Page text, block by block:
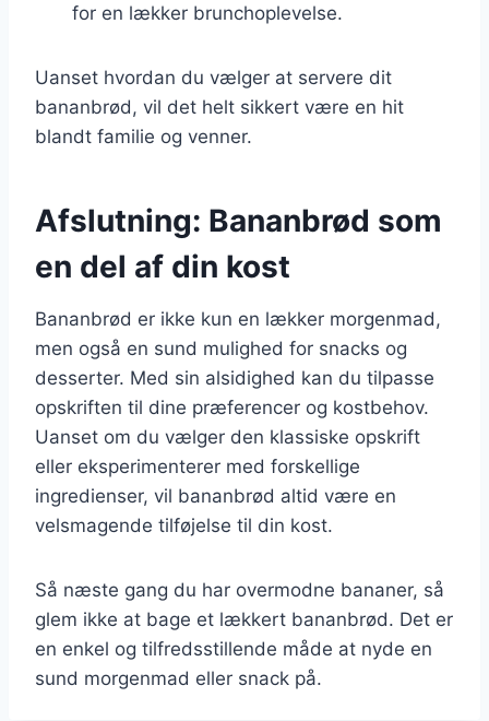
for en lækker brunchoplevelse.
Uanset hvordan du vælger at servere dit
bananbrød, vil det helt sikkert være en hit
blandt familie og venner.
Afslutning: Bananbrød som
en del af din kost
Bananbrød er ikke kun en lækker morgenmad,
men også en sund mulighed for snacks og
desserter. Med sin alsidighed kan du tilpasse
opskriften til dine præferencer og kostbehov.
Uanset om du vælger den klassiske opskrift
eller eksperimenterer med forskellige
ingredienser, vil bananbrød altid være en
velsmagende tilføjelse til din kost.
Så næste gang du har overmodne bananer, så
glem ikke at bage et lækkert bananbrød. Det er
en enkel og tilfredsstillende måde at nyde en
sund morgenmad eller snack på.